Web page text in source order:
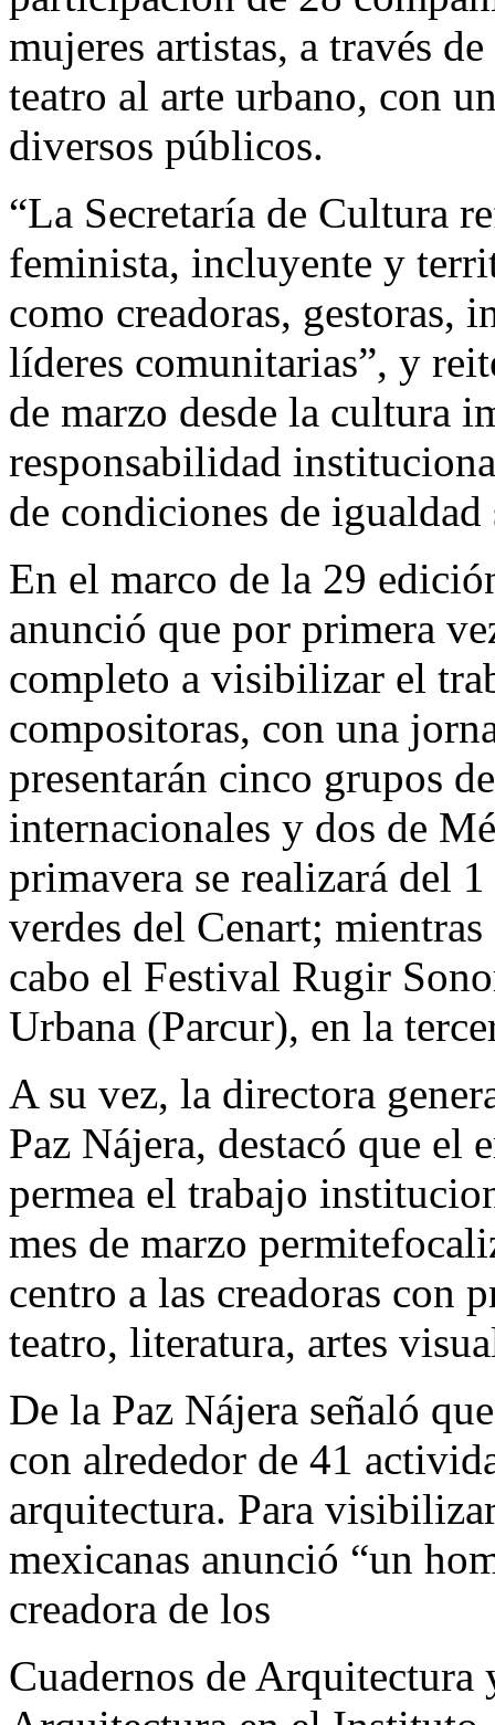
mujeres artistas, a través
teatro al arte urbano, con
diversos públicos.
“La Secretaría de Cultura
feminista, incluyente y
como creadoras, gestoras,
líderes comunitarias”, y
de marzo desde la cultura
responsabilidad
de condiciones de igualdad
En el marco de la 29
anunció que por primera
completo a visibilizar el
compositoras, con una
presentarán cinco grupos
internacionales y dos de
primavera se realizará del
verdes del Cenart;
cabo el Festival Rugir
Urbana (Parcur), en la
A su vez, la directora
Paz Nájera, destacó que el
permea el trabajo
mes de marzo
centro a las creadoras con
teatro, literatura, artes
De la Paz Nájera señaló
con alrededor de 41
arquitectura. Para
mexicanas anunció “un
creadora de los
Cuadernos de Arquitectura